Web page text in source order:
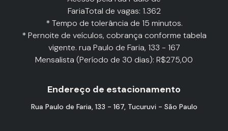
FariaTotal de vagas: 1.362
* Tempo de tolerância de 15 minutos.
* Pernoite de veículos, cobrança conforme tabela
vigente. rua Paulo de Faria, 133 - 167
Mensalista (Período de 30 dias): R$275,00
Endereço de estacionamento
Rua Paulo de Faria, 133 - 167, Tucuruvi - São Paulo